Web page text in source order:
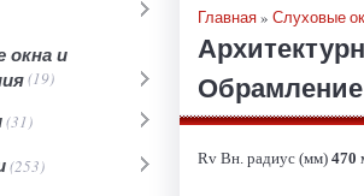
окна и
(19)
(31)
(253)
Главная» Слуховые
Rv Вн. радиус (мм) 470